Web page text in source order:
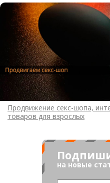
Продвижение секс-шопа,
товаров для взрослых
на новые